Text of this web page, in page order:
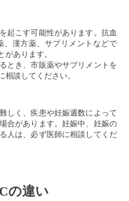
起こす可能性があります。抗血
、漢方薬、サプリメントなどで
があります。
とき、市販薬やサプリメントを
談してください。
しく、疾患や妊娠週数によって
合があります。妊娠中、妊娠の
人は、必ず医師に相談してくだ
の違い